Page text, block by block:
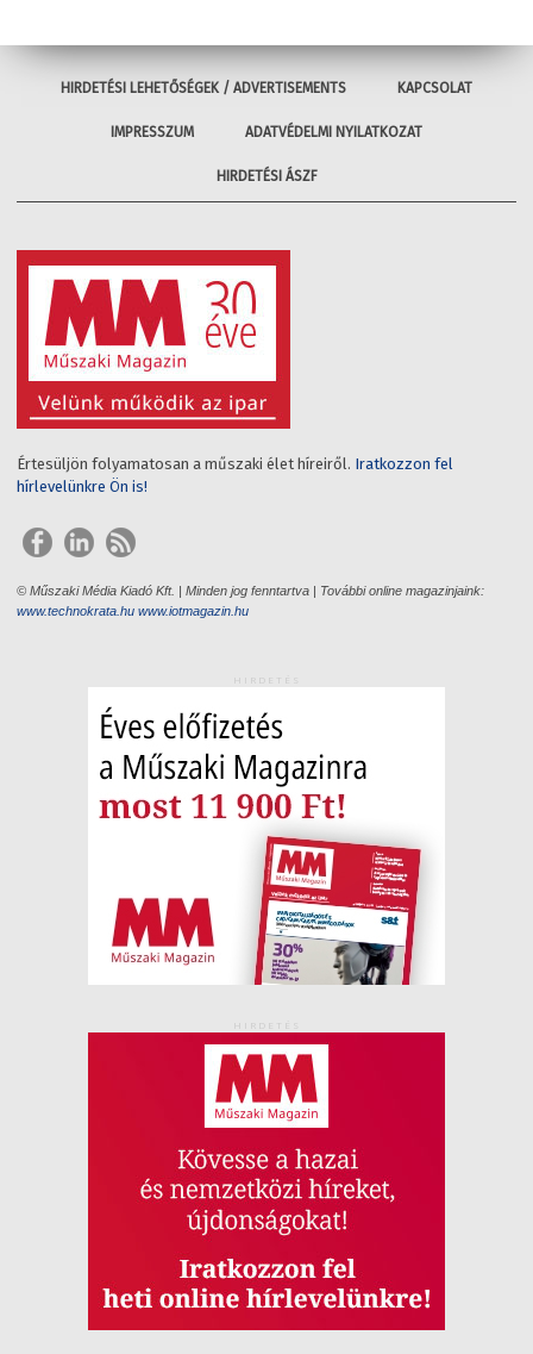
HIRDETÉSI LEHETŐSÉGEK / ADVERTISEMENTS KAPCSOLAT
IMPRESSZUM ADATVÉDELMI NYILATKOZAT
HIRDETÉSI ÁSZF
Értesüljön folyamatosan a műszaki élet híreiről. Iratkozzon fel
hírlevelünkre Ön is!
© Műszaki Média Kiadó Kft. | Minden jog fenntartva | További online magazinjaink:
www.technokrata.hu www.iotmagazin.hu
HIRDETÉS
HIRDETÉS